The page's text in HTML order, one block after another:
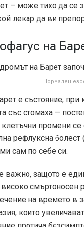
– може тихо да се
лекар да ви
на
Нормален
е състояние,
със стомаха —
клетъчни промени
рефлуксна
сам по себе си.
важно, защото е
смъртоносен
на времето в
които